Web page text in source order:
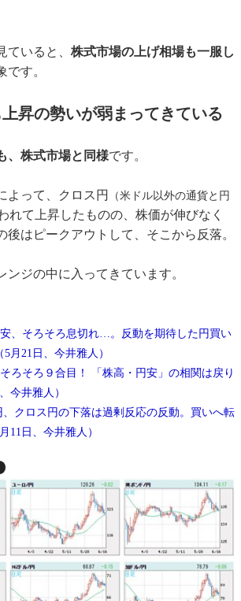
いると、 株式市場の上げ相場も一服し
です。
昇の勢いが弱まってきている
、株式市場と同様です。
って、クロス円
（米ドル以外の通貨と円
れて上昇したものの、株価が伸びなく
後はピークアウトして、そこから反落。
ジの中に入ってきています。
、そろそろ息切れ…。反動を期待した円買い
月21日、今井雅人）
ろそろ９合目！ 「株高・円安」の相関は戻り
今井雅人）
クロス円の下落は過剰反応の反動。買いへ転
11日、今井雅人）